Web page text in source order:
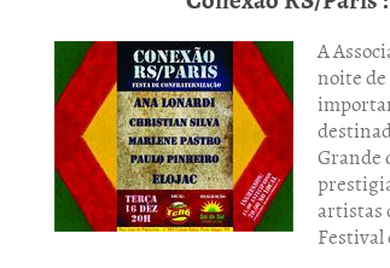
A
noite
Grande
artistas
Festival